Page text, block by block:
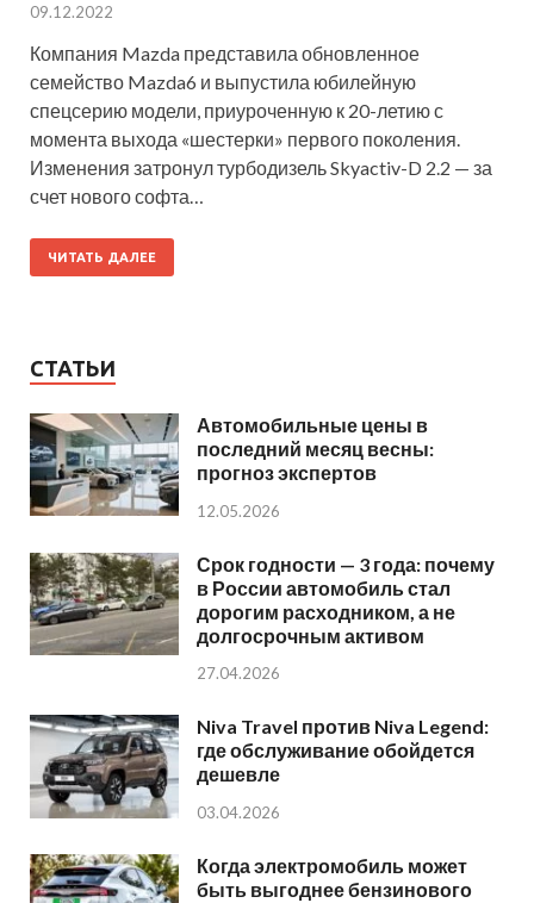
09.12.2022
Компания Mazda представила обновленное
семейство Mazda6 и выпустила юбилейную
спецсерию модели, приуроченную к 20-летию с
момента выхода «шестерки» первого поколения.
Изменения затронул турбодизель Skyactiv-D 2.2 — за
счет нового софта…
ЧИТАТЬ ДАЛЕЕ
СТАТЬИ
Автомобильные цены в
последний месяц весны:
прогноз экспертов
12.05.2026
Срок годности — 3 года: почему
в России автомобиль стал
дорогим расходником, а не
долгосрочным активом
27.04.2026
Niva Travel против Niva Legend:
где обслуживание обойдется
дешевле
03.04.2026
Когда электромобиль может
быть выгоднее бензинового